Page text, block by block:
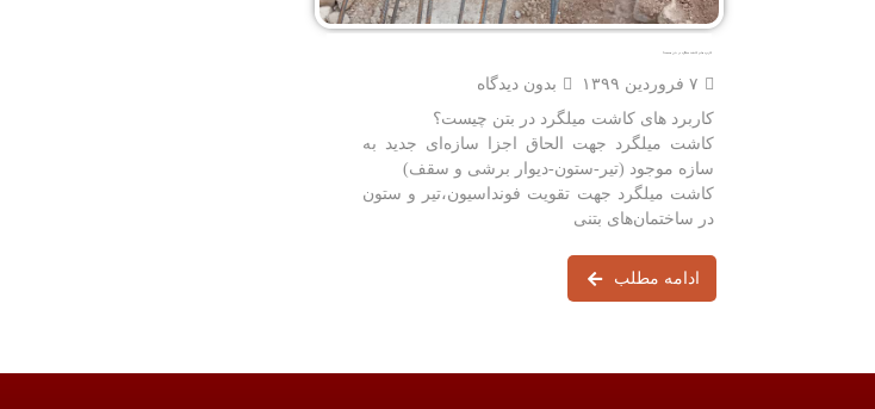
۷ فروردین ۱۳۹۹
بدون دیدگاه
کاربرد های کاشت میلگرد در بتن چیست؟
کاشت میلگرد جهت الحاق اجزا سازه‌ای جدید به
سازه موجود (تیر-ستون-دیوار برشی و سقف)
کاشت میلگرد جهت تقویت فونداسیون،تیر و ستون
در ساختمان‌های بتنی
ادامه مطلب